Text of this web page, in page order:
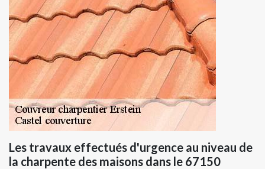
Les travaux effectués d'urgence au niveau de
la charpente des maisons dans le 67150